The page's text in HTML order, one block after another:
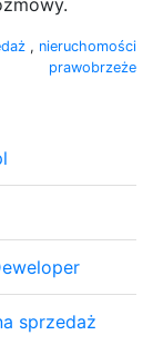
, nieruchomości
prawobrzeże
sprzedaż